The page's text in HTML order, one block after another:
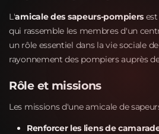
L'amicale des sapeurs-pompiers
qui rassemble les membres d'un
un rôle essentiel dans la vie sociale
rayonnement des pompiers auprès
Rôle et missions
Les missions d'une amicale de
Renforcer les liens de